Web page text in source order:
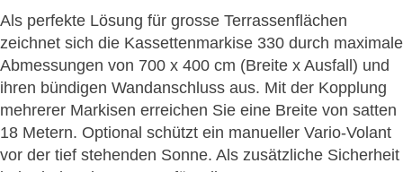
Als perfekte Lösung für grosse Terrassenflächen
zeichnet sich die Kassettenmarkise 330 durch maximale
Abmessungen von 700 x 400 cm (Breite x Ausfall) und
ihren bündigen Wandanschluss aus. Mit der Kopplung
mehrerer Markisen erreichen Sie eine Breite von satten
18 Metern. Optional schützt ein manueller Vario-Volant
vor der tief stehenden Sonne. Als zusätzliche Sicherheit